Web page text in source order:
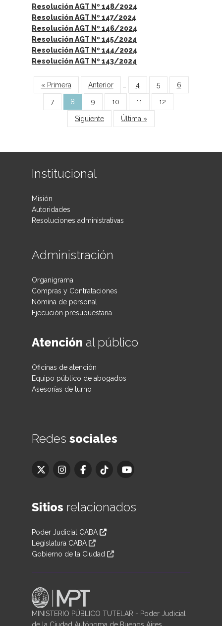
Resolución AGT Nº 148/2024
Resolución AGT Nº 147/2024
Resolución AGT Nº 146/2024
Resolución AGT Nº 145/2024
Resolución AGT Nº 144/2024
Resolución AGT Nº 143/2024
Páginas
« Primera Anterior 4 5 6
7 8 9 10 11 12
Siguiente Última »
Institucional
Misión
Autoridades
Resoluciones administrativas
Administración
Organigrama
Compras y Contrataciones
Nómina de personal
Ejecución presupuestaria
Atención al público
Oficinas de atención
Equipo público de abogados
Asesorías de turno
Redes sociales
Sitios relacionados
Poder Judicial CABA
Legislatura CABA
Gobierno de la Ciudad
MINISTERIO PÚBLICO TUTELAR - Poder Judicial